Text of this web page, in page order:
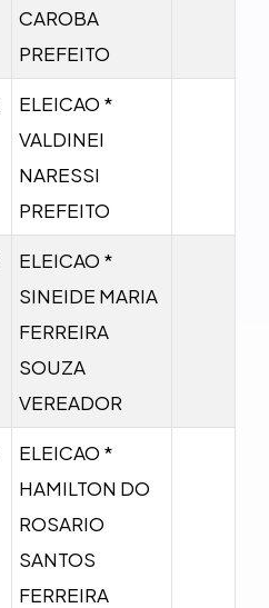
CAROBA
PREFEITO
ELEICAO *
VALDINEI
NARESSI
PREFEITO
ELEICAO *
SINEIDE MARIA
FERREIRA
SOUZA
VEREADOR
ELEICAO *
HAMILTON DO
ROSARIO
SANTOS
FERREIRA